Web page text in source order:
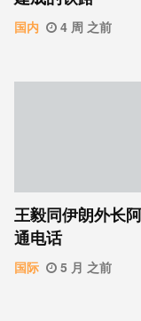
国内 4 周 之前
王毅同伊朗外长
通电话
国际 5 月 之前